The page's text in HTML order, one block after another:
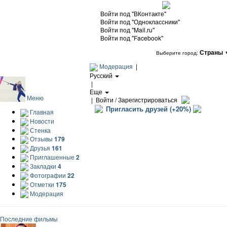
Войти под "ВКонтакте"
Войти под "Одноклассники"
Войти под "Mail.ru"
Войти под "Facebook"
Выберите город: Страны
Модерация |
Русский
|
Еще
| Войти / Зарегистрироваться
Пригласить друзей (+20%)
Меню
Главная
Новости
Стенка
Отзывы 179
Друзья 161
Приглашенные 2
Закладки 4
Фотографии 22
Отметки 175
Модерация
Последние фильмы